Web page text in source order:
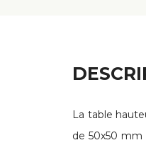
La table
de 50x50